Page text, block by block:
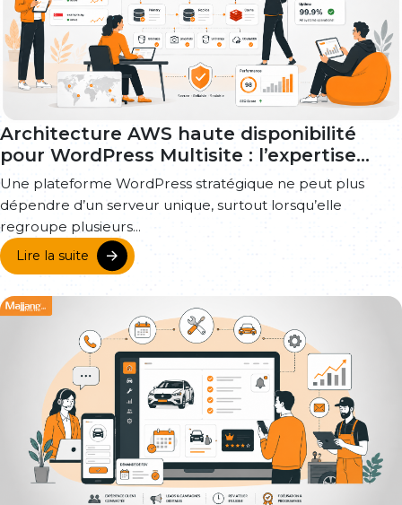
Architecture AWS haute disponibilité
pour WordPress Multisite : l’expertise
Majjane au service d’un SLA de 99,9 %
Une plateforme WordPress stratégique ne peut plus
dépendre d’un serveur unique, surtout lorsqu’elle
regroupe plusieurs...
Lire la suite